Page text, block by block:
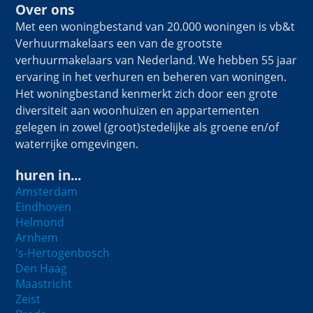
Over ons
Met een woningbestand van 20.000 woningen is vb&t
Verhuurmakelaars een van de grootste
verhuurmakelaars van Nederland. We hebben 55 jaar
ervaring in het verhuren en beheren van woningen.
Het woningbestand kenmerkt zich door een grote
diversiteit aan woonhuizen en appartementen
gelegen in zowel (groot)stedelijke als groene en/of
waterrijke omgevingen.
huren in...
Amsterdam
Eindhoven
Helmond
Arnhem
's-Hertogenbosch
Den Haag
Maastricht
Zeist